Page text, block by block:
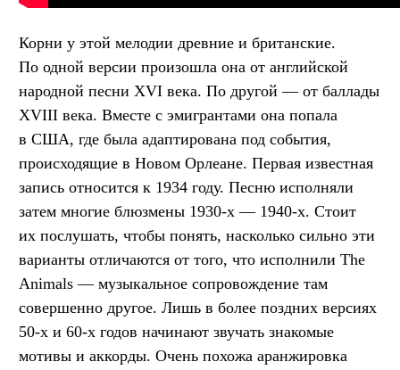
Корни у этой мелодии древние и британские.
По одной версии произошла она от английской
народной песни XVI века. По другой — от баллады
XVIII века. Вместе с эмигрантами она попала
в США, где была адаптирована под события,
происходящие в Новом Орлеане. Первая известная
запись относится к 1934 году. Песню исполняли
затем многие блюзмены 1930-х — 1940-х. Стоит
их послушать, чтобы понять, насколько сильно эти
варианты отличаются от того, что исполнили The
Animals — музыкальное сопровождение там
совершенно другое. Лишь в более поздних версиях
50-х и 60-х годов начинают звучать знакомые
мотивы и аккорды. Очень похожа аранжировка